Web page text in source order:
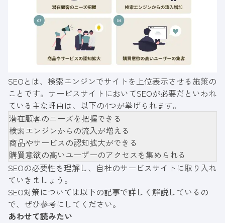
SEOとは、検索エンジンでサイトを上位表示させる施策の
ことです。サービスサイトにおいてSEOが必要だといわれ
ている主な理由は、以下の4つが挙げられます。
潜在顧客のニーズを把握できる
検索エンジンからの流入が増える
商品やサービスの認知拡大ができる
購買意欲の高いユーザーのアクセスを集められる
SEOの必要性を理解し、自社のサービスサイトに取り入れ
ていきましょう。
SEO対策については以下の記事で詳しく解説しているの
で、ぜひ参考にしてください。
あわせて読みたい